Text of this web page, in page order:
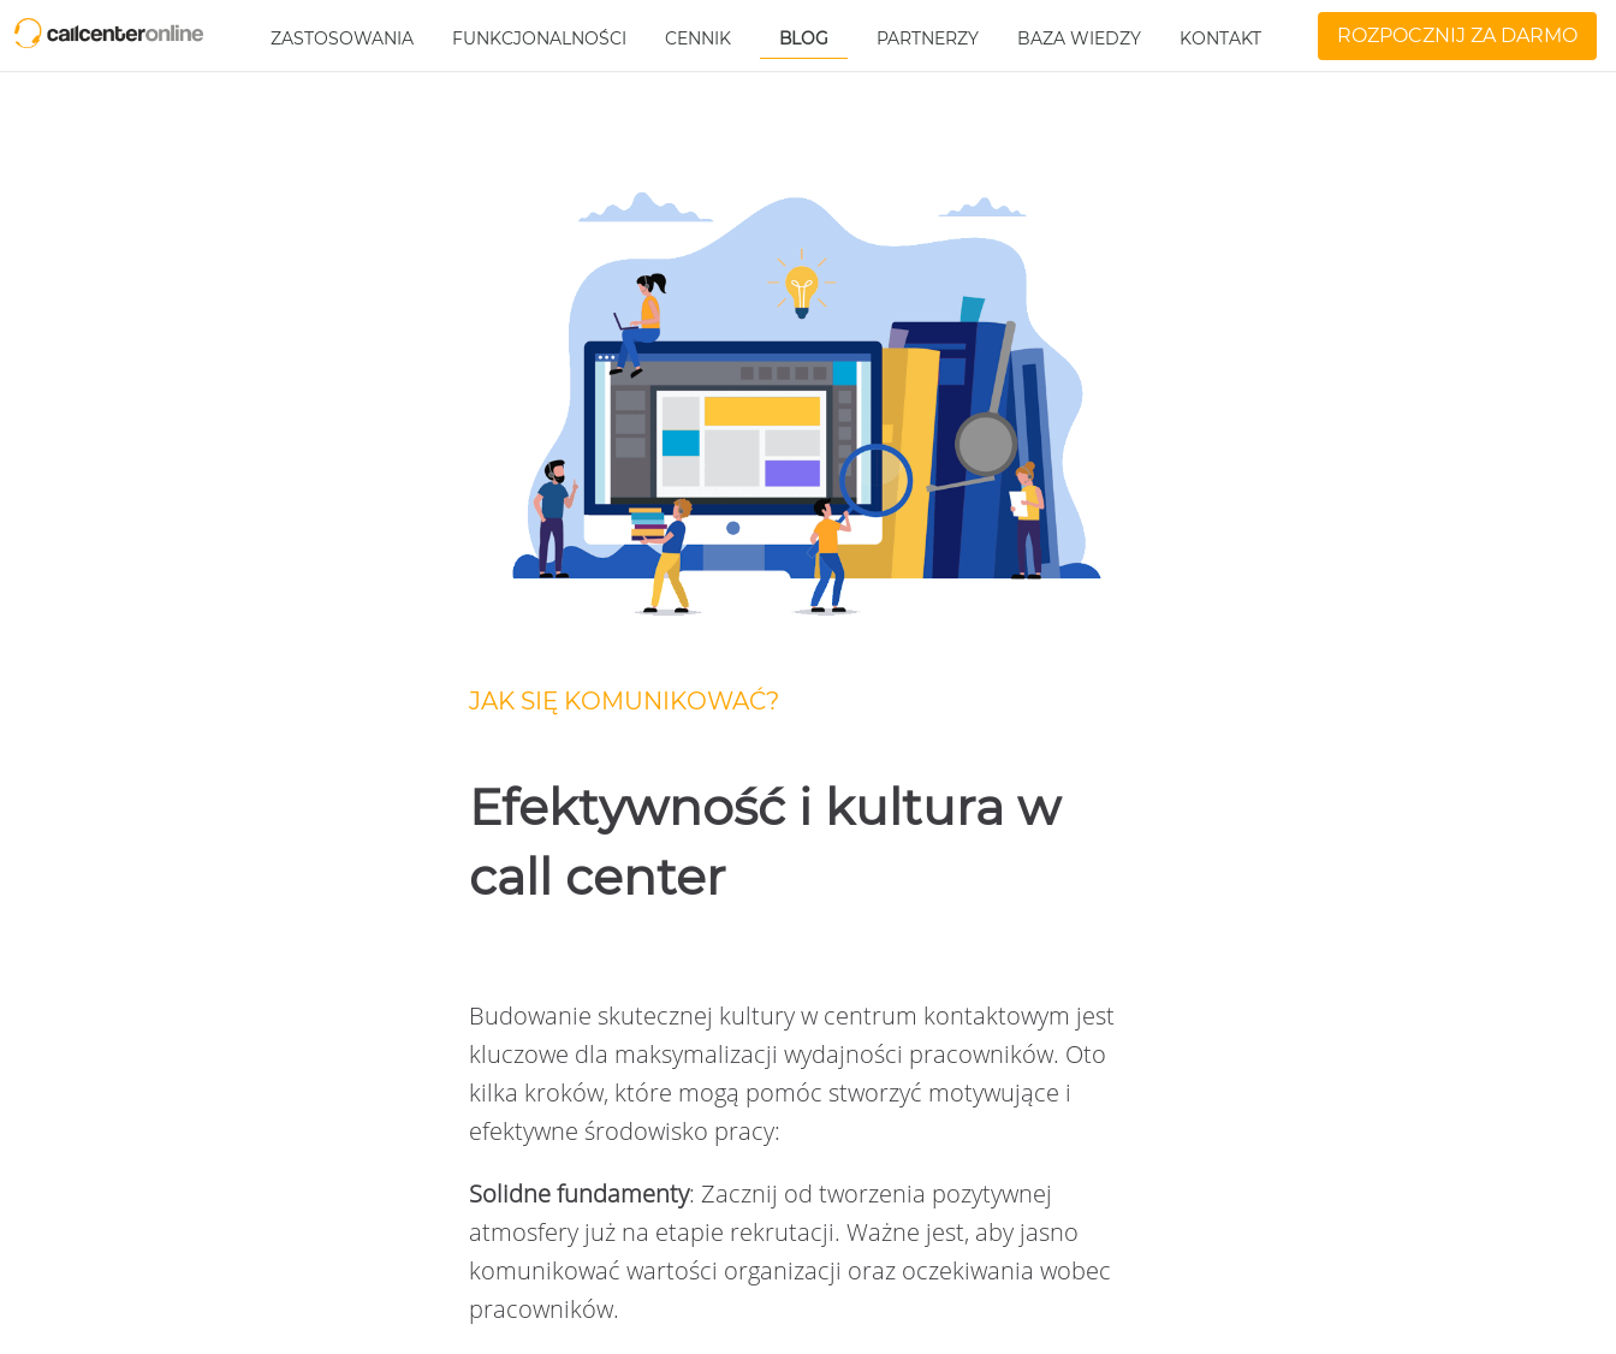
ZASTOSOWANIA FUNKCJONALNOŚCI CENNIK BLOG PARTNERZY BAZA WIEDZY KONTAKT ROZPOCZNIJ ZA DARMO
JAK SIĘ KOMUNIKOWAĆ?
Efektywność i kultura w
call center
Budowanie skutecznej kultury w centrum kontaktowym jest
kluczowe dla maksymalizacji wydajności pracowników. Oto
kilka kroków, które mogą pomóc stworzyć motywujące i
efektywne środowisko pracy:
Solidne fundamenty: Zacznij od tworzenia pozytywnej
atmosfery już na etapie rekrutacji. Ważne jest, aby jasno
komunikować wartości organizacji oraz oczekiwania wobec
pracowników.